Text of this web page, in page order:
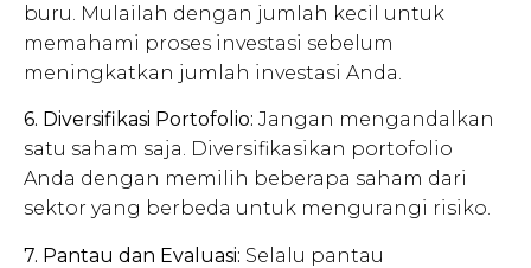
buru. Mulailah dengan jumlah kecil untuk
memahami proses investasi sebelum
meningkatkan jumlah investasi Anda.
6. Diversifikasi Portofolio: Jangan mengandalkan
satu saham saja. Diversifikasikan portofolio
Anda dengan memilih beberapa saham dari
sektor yang berbeda untuk mengurangi risiko.
7. Pantau dan Evaluasi: Selalu pantau